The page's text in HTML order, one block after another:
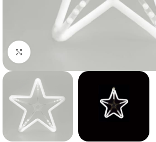
Κλικ για μεγέθυνση